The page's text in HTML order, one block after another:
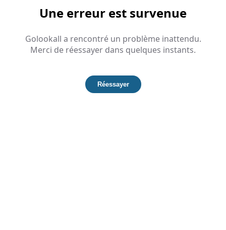
Une erreur est survenue
Golookall a rencontré un problème inattendu.
Merci de réessayer dans quelques instants.
Réessayer